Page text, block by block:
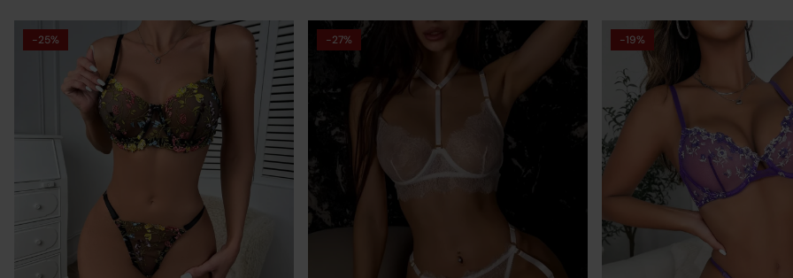
-25% -27% -19%
zawartej umowy sprzedaży, przy czym obowiązki związane z
realizacją uprawnień konsumentów w zakresie reklamacji i
odstąpienia od umowy wykonuje w ich imieniu Operator
Platformy.
Opisany podział ról i obowiązków znajduje odzwierciedlenie w
Regulaminie Platformy Verenza.pl, dostępnym pod adresem
regulamin
Poza wymienionymi powyżej podmiotami, w realizację umów
zawieranych za pośrednictwem platformy mogą być